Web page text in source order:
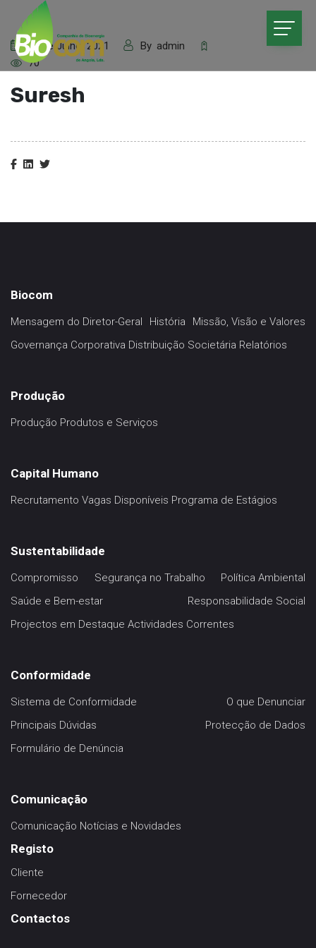
30 de Julho, 2021 By admin
70
Suresh
Biocom
Mensagem do Diretor-Geral História
Missão, Visão e Valores
Governança Corporativa Distribuição Societária Relatórios
Produção
Produção Produtos e Serviços
Capital Humano
Recrutamento Vagas Disponíveis Programa de Estágios
Sustentabilidade
Compromisso Segurança no Trabalho
Política Ambiental
Saúde e Bem-estar
Responsabilidade Social
Projectos em Destaque Actividades Correntes
Conformidade
Sistema de Conformidade
O que Denunciar
Principais Dúvidas
Protecção de Dados
Formulário de Denúncia
Comunicação
Comunicação Notícias e Novidades
Registo
Cliente
Fornecedor
Contactos